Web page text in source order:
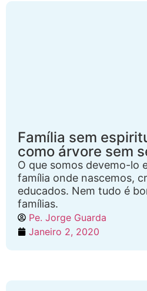
Família sem
como árvore sem
O que somos devemo-lo
família onde nascemos,
educados. Nem tudo é
famílias.
Pe. Jorge Guarda
Janeiro 2, 2020